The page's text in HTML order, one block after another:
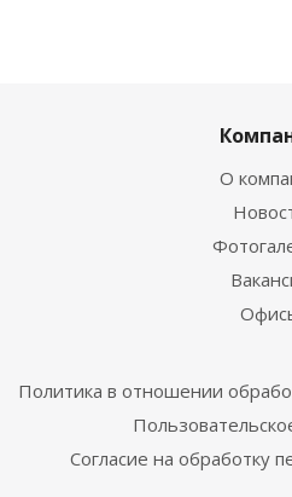
О
Политика в отношении
Согласие на обработку